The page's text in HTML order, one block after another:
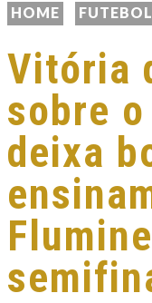
HOME FUTEBOL
Vitória
sobre
deixa